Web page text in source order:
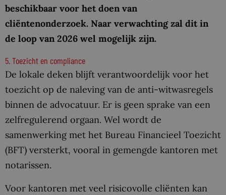
beschikbaar voor het doen van
cliëntenonderzoek. Naar verwachting zal dit in
de loop van 2026 wel mogelijk zijn.
5. Toezicht en compliance
De lokale deken blijft verantwoordelijk voor het
toezicht op de naleving van de anti-witwasregels
binnen de advocatuur. Er is geen sprake van een
zelfregulerend orgaan. Wel wordt de
samenwerking met het Bureau Financieel Toezicht
(BFT) versterkt, vooral in gemengde kantoren met
notarissen.
Voor kantoren met veel risicovolle cliënten kan